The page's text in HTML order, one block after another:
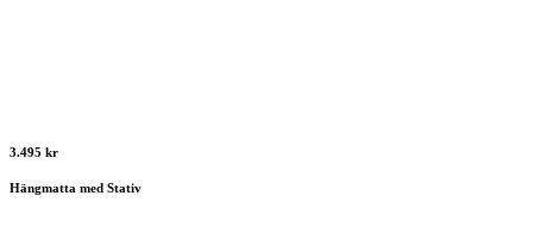
3.495 kr
Hängmatta med Stativ